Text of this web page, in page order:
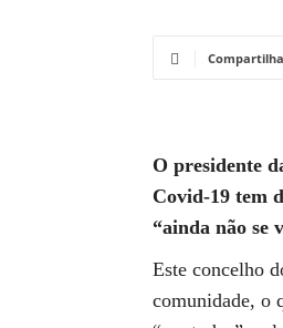
O presidente
Covid-19 tem
“ainda não se
Este concelho
comunidade, o